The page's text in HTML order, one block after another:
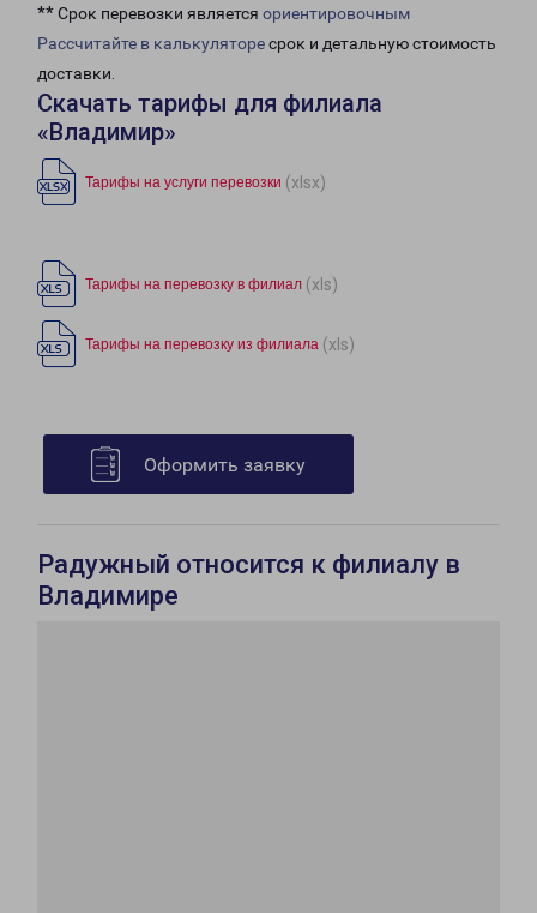
** Срок перевозки является ориентировочным
Рассчитайте в калькуляторесрок и детальную стоимость
доставки.
Скачать тарифы для филиала
«Владимир»
Тарифы на услуги перевозки (xlsx)
Тарифы на перевозку в филиал (xls)
Тарифы на перевозку из филиала (xls)
Оформить заявку
Радужный относится к филиалу в
Владимире